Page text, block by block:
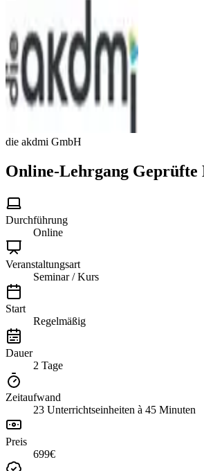
die akdmi GmbH
Online-Lehrgang
Durchführung
Online
Veranstaltungsart
Seminar / Kurs
Start
Regelmäßig
Dauer
2 Tage
Zeitaufwand
23 Unterrichtseinheiten à 45 Minuten
Preis
699€